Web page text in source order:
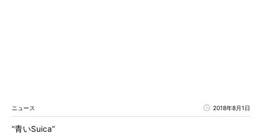
ニュース 2018年8月1日
“青いSuica”